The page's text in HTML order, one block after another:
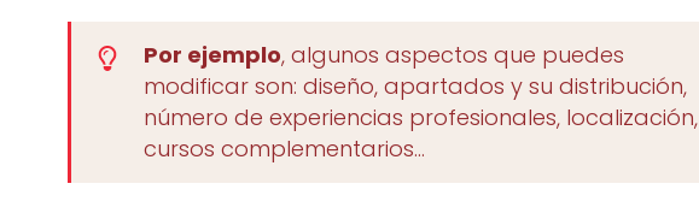
Por ejemplo, algunos aspectos que puedes
modificar son: diseño, apartados y su distribución,
número de experiencias profesionales, localización,
cursos complementarios…